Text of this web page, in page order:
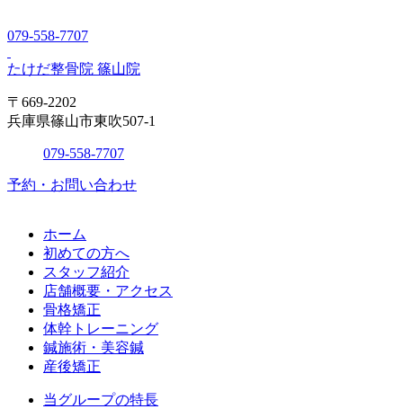
079-558-7707
たけだ整骨院 篠山院
〒669-2202
兵庫県篠山市東吹507-1
079-558-7707
予約・お問い合わせ
ホーム
初めての方へ
スタッフ紹介
店舗概要・アクセス
骨格矯正
体幹トレーニング
鍼施術・美容鍼
産後矯正
当グループの特長